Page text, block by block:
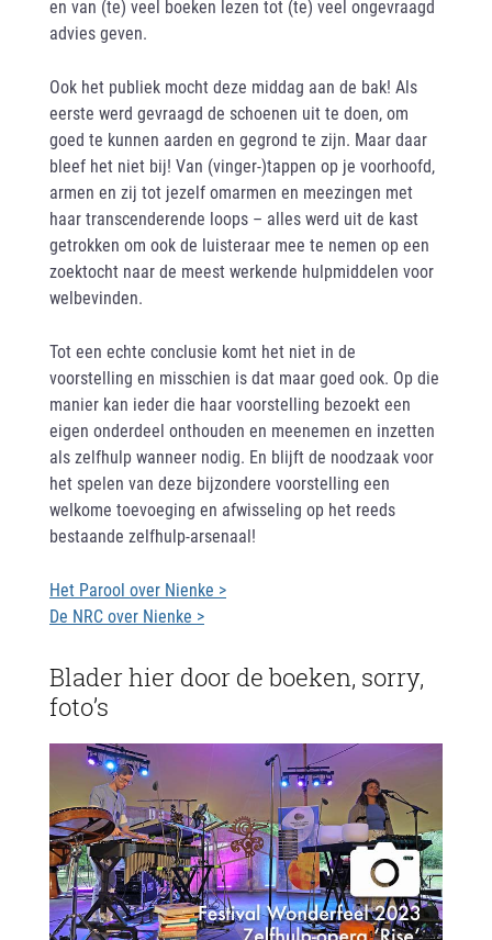
en van (te) veel boeken lezen tot (te) veel ongevraagd
advies geven.
Ook het publiek mocht deze middag aan de bak! Als
eerste werd gevraagd de schoenen uit te doen, om
goed te kunnen aarden en gegrond te zijn. Maar daar
bleef het niet bij! Van (vinger-)tappen op je voorhoofd,
armen en zij tot jezelf omarmen en meezingen met
haar transcenderende loops – alles werd uit de kast
getrokken om ook de luisteraar mee te nemen op een
zoektocht naar de meest werkende hulpmiddelen voor
welbevinden.
Tot een echte conclusie komt het niet in de
voorstelling en misschien is dat maar goed ook. Op die
manier kan ieder die haar voorstelling bezoekt een
eigen onderdeel onthouden en meenemen en inzetten
als zelfhulp wanneer nodig. En blijft de noodzaak voor
het spelen van deze bijzondere voorstelling een
welkome toevoeging en afwisseling op het reeds
bestaande zelfhulp-arsenaal!
Het Parool over Nienke >
De NRC over Nienke >
Blader hier door de boeken, sorry,
foto’s